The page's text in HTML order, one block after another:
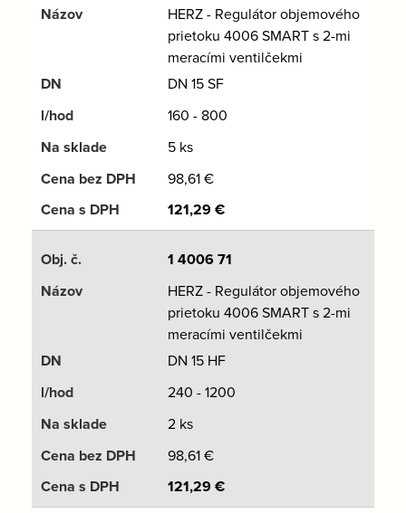
HERZ - Regulátor objemového
prietoku 4006 SMART s 2-mi
meracími ventilčekmi
DN 15 SF
160 - 800
5 ks
98,61€
121,29€
1 4006 71
HERZ - Regulátor objemového
prietoku 4006 SMART s 2-mi
meracími ventilčekmi
DN 15 HF
240 - 1200
2 ks
98,61€
121,29€